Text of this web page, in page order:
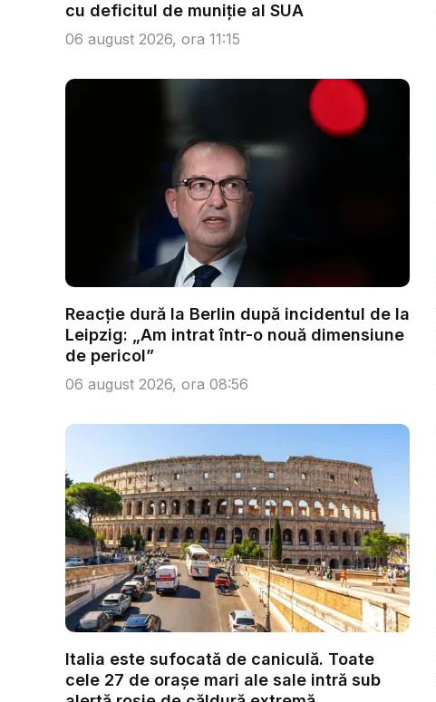
cu deficitul de muniție al SUA
06 august 2026, ora 11:15
Reacție dură la Berlin după incidentul de la
Leipzig: „Am intrat într-o nouă dimensiune
de pericol”
06 august 2026, ora 08:56
Italia este sufocată de caniculă. Toate
cele 27 de oraşe mari ale sale intră sub